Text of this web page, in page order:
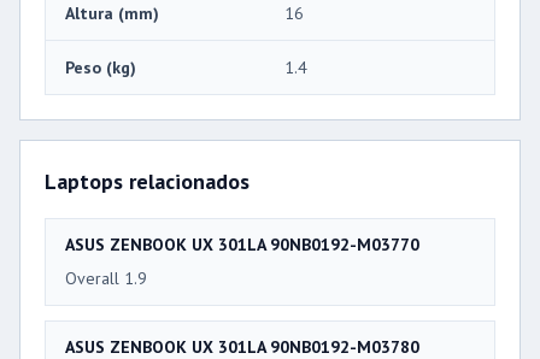
Altura (mm) 16
Peso (kg) 1.4
Laptops relacionados
ASUS ZENBOOK UX 301LA 90NB0192-M03770
Overall 1.9
ASUS ZENBOOK UX 301LA 90NB0192-M03780